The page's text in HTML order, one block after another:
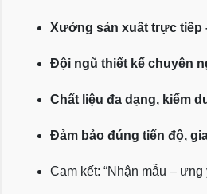
Xưởng sản xuất trực tiếp
Đội ngũ thiết kế chuyên
Chất liệu đa dạng, kiểm
Đảm bảo đúng tiến độ,
Cam kết: “Nhận mẫu –